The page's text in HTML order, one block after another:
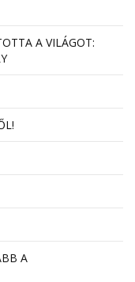
A VILÁGOT:
A